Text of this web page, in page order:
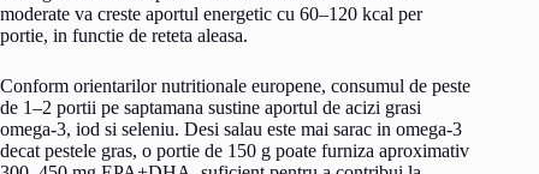
moderate va creste aportul energetic cu 60–120 kcal per
portie, in functie de reteta aleasa.
Conform orientarilor nutritionale europene, consumul de peste
de 1–2 portii pe saptamana sustine aportul de acizi grasi
omega-3, iod si seleniu. Desi salau este mai sarac in omega-3
decat pestele gras, o portie de 150 g poate furniza aproximativ